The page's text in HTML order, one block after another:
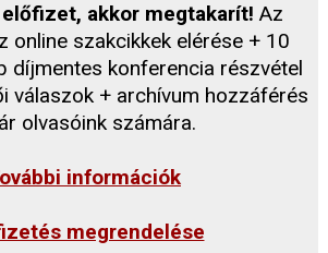
előfizet, akkor megtakarít! Az
online szakcikkek elérése + 10
díjmentes konferencia részvétel
válaszok + archívum hozzáférés
olvasóink számára.
információk
megrendelése